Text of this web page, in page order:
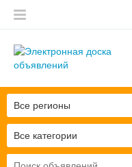
Все категории
Все регионы